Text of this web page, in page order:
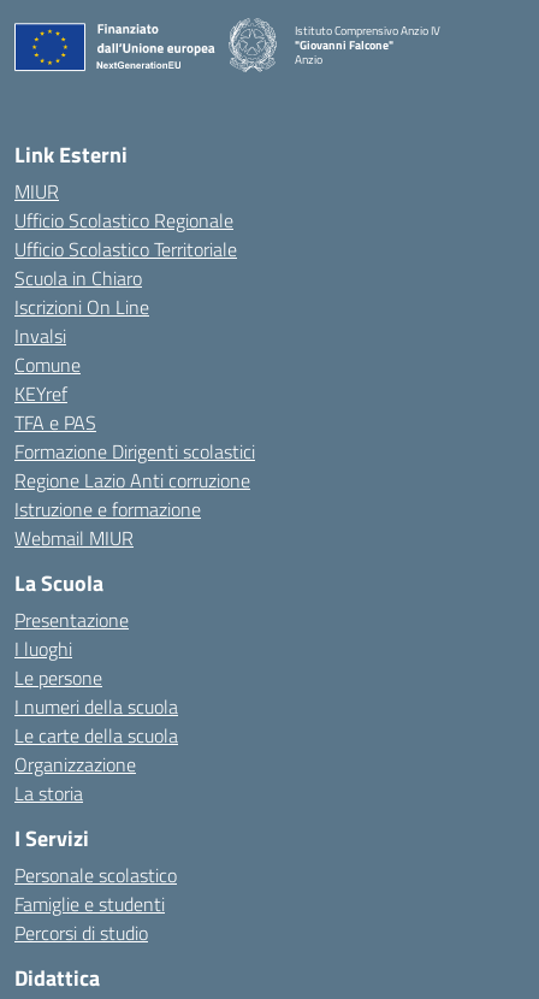
Istituto Comprensivo Anzio IV
"Giovanni Falcone"
Anzio
Link Esterni
MIUR
Ufficio Scolastico Regionale
Ufficio Scolastico Territoriale
Scuola in Chiaro
Iscrizioni On Line
Invalsi
Comune
KEYref
TFA e PAS
Formazione Dirigenti scolastici
Regione Lazio Anti corruzione
Istruzione e formazione
Webmail MIUR
La Scuola
Presentazione
I luoghi
Le persone
I numeri della scuola
Le carte della scuola
Organizzazione
La storia
I Servizi
Personale scolastico
Famiglie e studenti
Percorsi di studio
Didattica